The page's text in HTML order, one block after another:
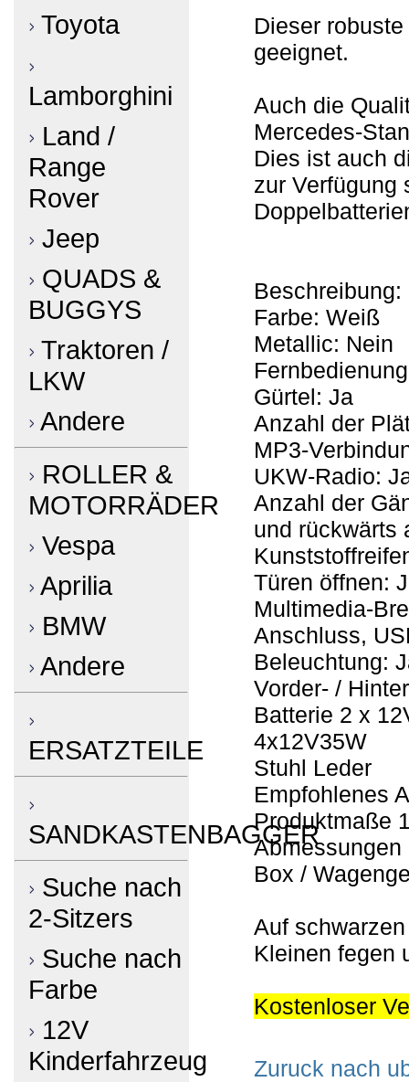
Toyota
Lamborghini
Land /
Range
Rover
Jeep
QUADS &
BUGGYS
Traktoren /
LKW
Andere
ROLLER &
MOTORRÄDER
Vespa
Aprilia
BMW
Andere
ERSATZTEILE
SANDKASTENBAGGER
Suche nach
2-Sitzers
Suche nach
Farbe
12V
Kinderfahrzeug
Dieser
geeignet.
Auch die
Mercedes-
Dies ist auch
zur Verfügung
Beschreibung:
Farbe: Weiß
Metallic: Nein
Gürtel: Ja
Anzahl der
MP3-
UKW-Radio:
Anzahl der
und rückwärts
Türen öffnen:
Multimedia-
Anschluss,
Beleuchtung:
Vorder- /
Batterie 2 x
4x12V35W
Stuhl Leder
Empfohlenes
Produktmaße
Box /
Auf
Kleinen fegen
Kostenloser
Zuruck nach